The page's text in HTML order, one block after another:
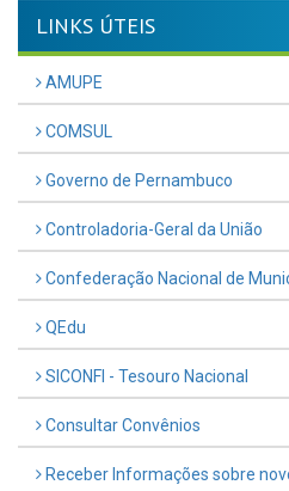
LINKS ÚTEIS
AMUPE
COMSUL
Governo de Pernambuco
Controladoria-Geral da União
Confederação Nacional de
QEdu
SICONFI - Tesouro Nacional
Consultar Convênios
Receber Informações sobre